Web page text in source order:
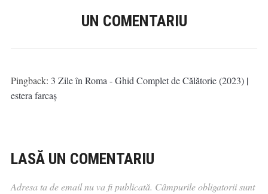
UN COMENTARIU
Pingback: 3 Zile în Roma - Ghid Complet de Călătorie (2023) |
estera farcaș
LASĂ UN COMENTARIU
Adresa ta de email nu va fi publicată. Câmpurile obligatorii sunt